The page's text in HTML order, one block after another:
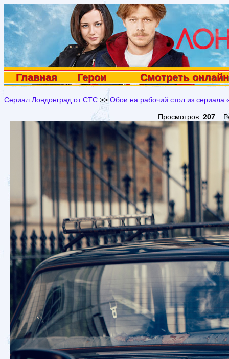
Главная Герои Смотреть онлайн
Сериал Лондонград от СТС >> Обои на рабочий стол из сериала
:: Просмотров: 207 ::